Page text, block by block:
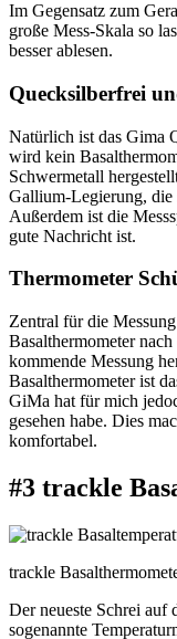
Im Gegensatz zum
große Mess-Skala so
besser ablesen.
Quecksilberfrei
Natürlich ist das Gima
wird kein
Schwermetall
Gallium-Legierung, die
Außerdem ist die
gute Nachricht ist.
Thermometer
Zentral für die
Basalthermometer
kommende Messung
Basalthermometer ist
GiMa hat für mich
gesehen habe. Dies
komfortabel.
#3 trackle
trackle
Der neueste Schrei auf
sogenannte